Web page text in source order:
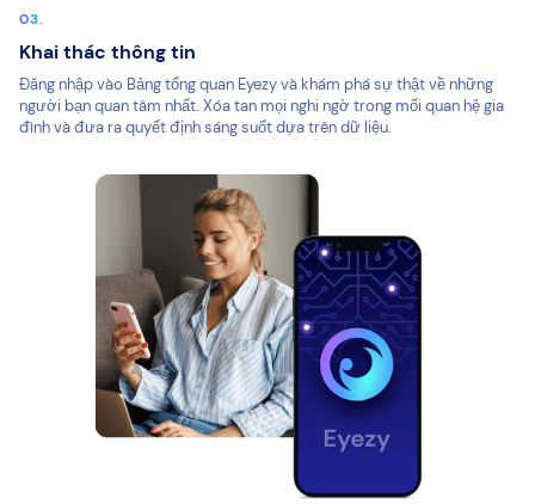
Khai thác thông tin
Đăng nhập vào Bảng tổng quan Eyezy và khám phá sự thật về những
người bạn quan tâm nhất. Xóa tan mọi nghi ngờ trong mối quan hệ gia
đình và đưa ra quyết định sáng suốt dựa trên dữ liệu.